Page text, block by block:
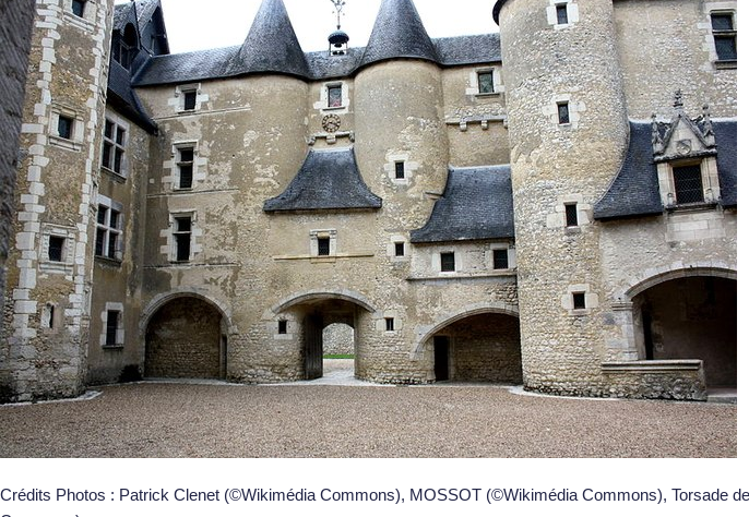
Crédits Photos : Patrick Clenet (©Wikimédia Commons), MOSSOT (©Wikimédia Commons),